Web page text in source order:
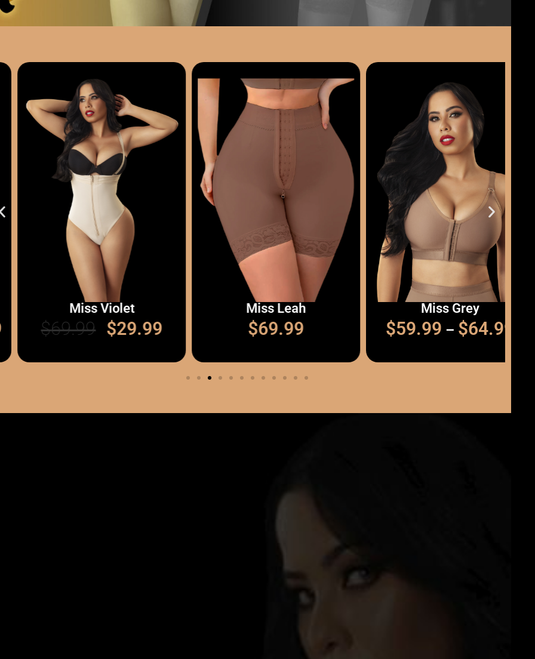
Miss Violet
69.99 $29.99
Miss Leah
69.99
Miss Grey
59.99–$64.99